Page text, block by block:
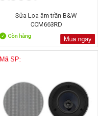
Sửa Loa âm trần B&W
CCM663RD
Mua ngay
Mã SP: